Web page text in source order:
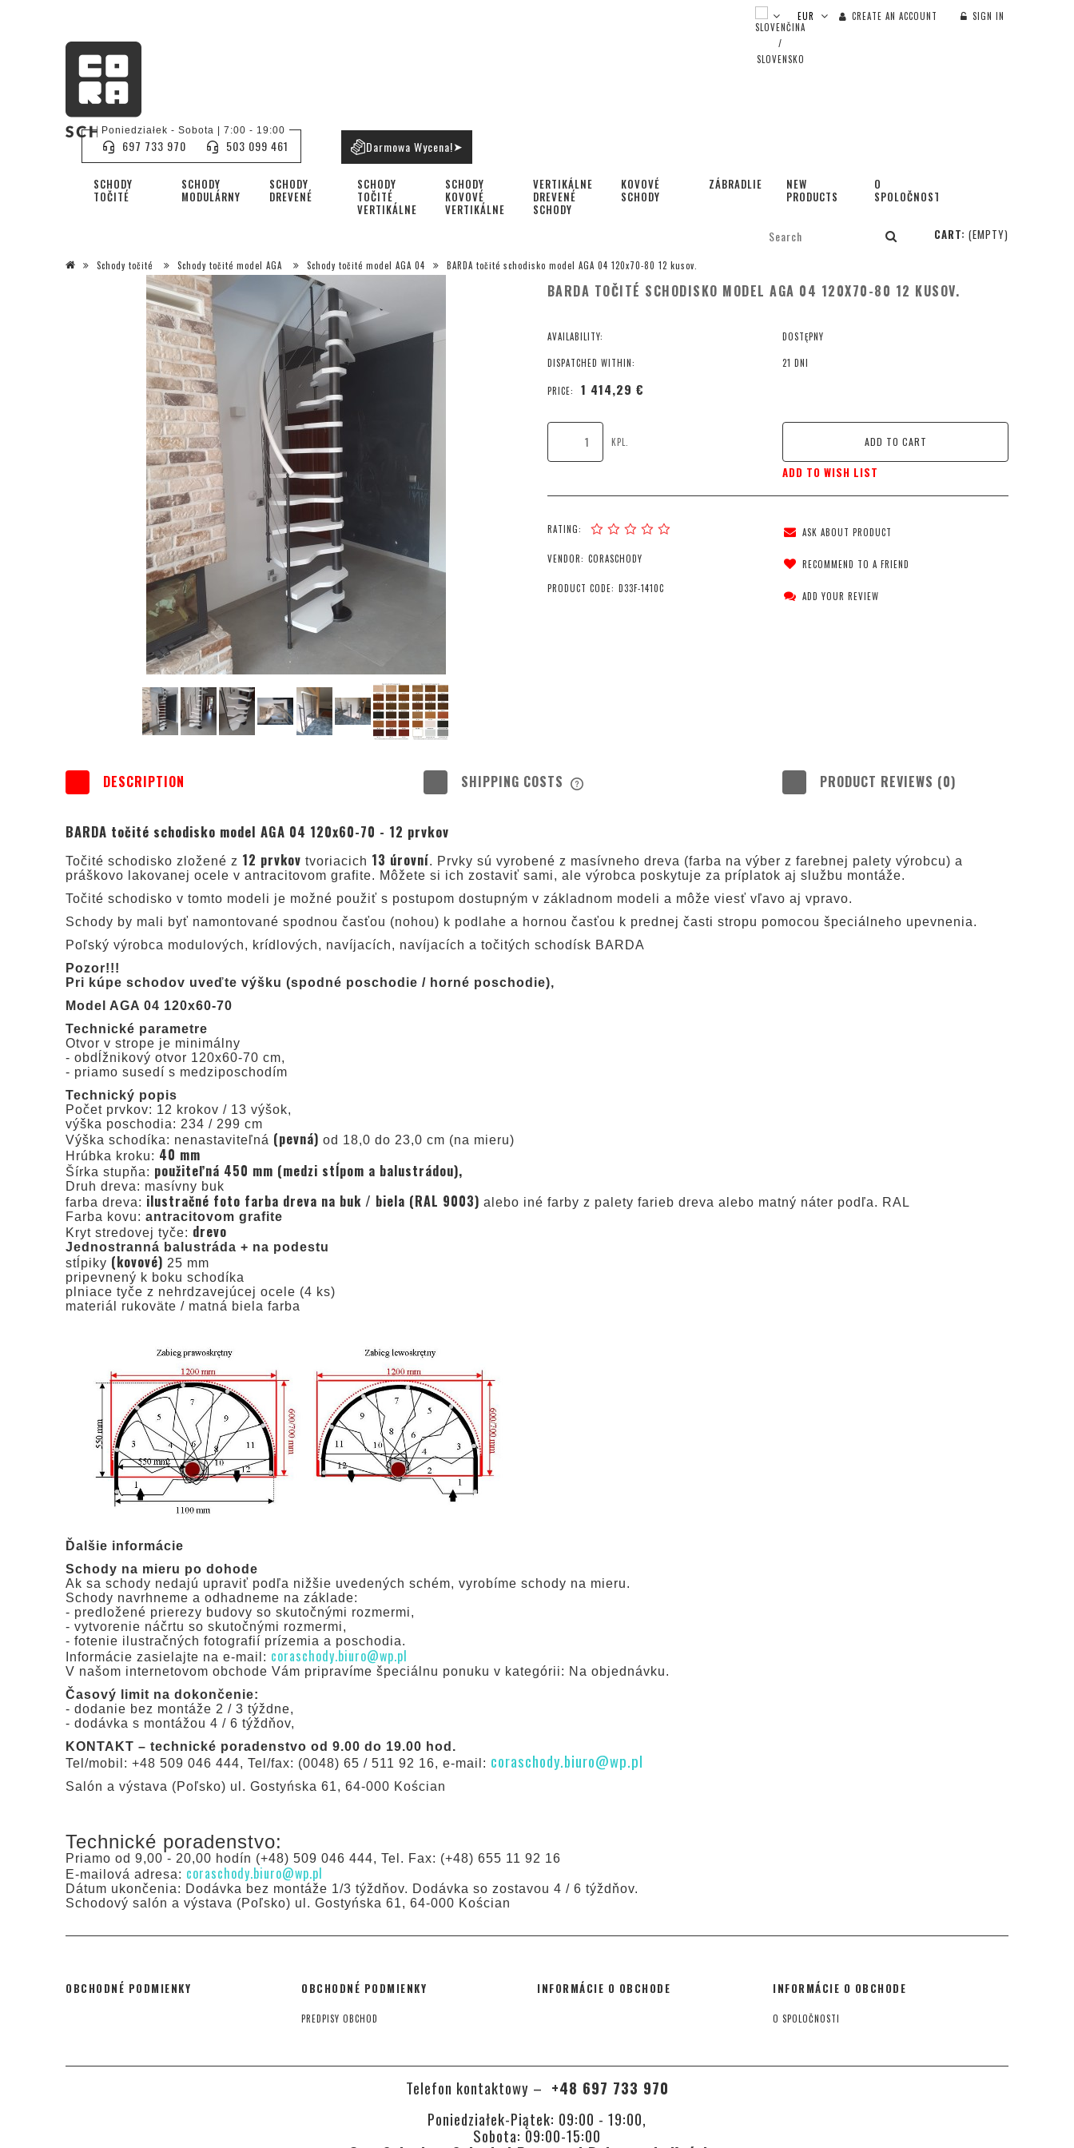
CREATE AN ACCOUNT SIGN IN
SCHODY
TOČITÉ
SCHODY
MODULÁRNY
SCHODY
DREVENÉ
SCHODY
TOČITÉ
VERTIKÁLNE
SCHODY
KOVOVÉ
VERTIKÁLNE
VERTIKÁLNE
DREVENÉ
SCHODY
KOVOVÉ
SCHODY
ZÁBRADLIE
NEW
PRODUCTS
O
SPOLOČNOSTI
Poniedziałek - Sobota | 7:00 - 19:00
697 733 970 503 099 461 Darmowa Wycena!➤
CART: (EMPTY)
Schody točité Schody točité model AGA Schody točité model AGA 04 BARDA točité schodisko model AGA 04 120x70-80 12 kusov.
BARDA TOČITÉ SCHODISKO MODEL AGA 04 120X70-80 12 KUSOV.
AVAILABILITY: DOSTĘPNY
DISPATCHED WITHIN: 21 DNI
PRICE: 1 414,29 €
KPL. ADD TO CART
ADD TO WISH LIST
RATING:
VENDOR: CORASCHODY
PRODUCT CODE: D33F-1410C
ASK ABOUT PRODUCT
RECOMMEND TO A FRIEND
ADD YOUR REVIEW
DESCRIPTION SHIPPING COSTS PRODUCT REVIEWS (0)
BARDA točité schodisko model AGA 04 120x60-70 - 12 prvkov
Točité schodisko zložené z 12 prvkov tvoriacich 13 úrovní. Prvky sú vyrobené z masívneho dreva (farba na výber z farebnej palety výrobcu) a
práškovo lakovanej ocele v antracitovom grafite. Môžete si ich zostaviť sami, ale výrobca poskytuje za príplatok aj službu montáže.
Točité schodisko v tomto modeli je možné použiť s postupom dostupným v základnom modeli a môže viesť vľavo aj vpravo.
Schody by mali byť namontované spodnou časťou (nohou) k podlahe a hornou časťou k prednej časti stropu pomocou špeciálneho upevnenia.
Poľský výrobca modulových, krídlových, navíjacích, navíjacích a točitých schodísk BARDA
Pozor!!!
Pri kúpe schodov uveďte výšku (spodné poschodie / horné poschodie),
Model AGA 04 120x60-70
Technické parametre
Otvor v strope je minimálny
- obdĺžnikový otvor 120x60-70 cm,
- priamo susedí s medziposchodím
Technický popis
Počet prvkov: 12 krokov / 13 výšok,
výška poschodia: 234 / 299 cm
Výška schodíka: nenastaviteľná (pevná) od 18,0 do 23,0 cm (na mieru)
Hrúbka kroku: 40 mm
Šírka stupňa: použiteľná 450 mm (medzi stĺpom a balustrádou),
Druh dreva: masívny buk
farba dreva: ilustračné foto farba dreva na buk / biela (RAL 9003) alebo iné farby z palety farieb dreva alebo matný náter podľa. RAL
Farba kovu: antracitovom grafite
Kryt stredovej tyče: drevo
Jednostranná balustráda + na podestu
stĺpiky (kovové) 25 mm
pripevnený k boku schodíka
plniace tyče z nehrdzavejúcej ocele (4 ks)
materiál rukoväte / matná biela farba
Ďalšie informácie
Schody na mieru po dohode
Ak sa schody nedajú upraviť podľa nižšie uvedených schém, vyrobíme schody na mieru.
Schody navrhneme a odhadneme na základe:
- predložené prierezy budovy so skutočnými rozmermi,
- vytvorenie náčrtu so skutočnými rozmermi,
- fotenie ilustračných fotografií prízemia a poschodia.
Informácie zasielajte na e-mail: coraschody.biuro@wp.pl
V našom internetovom obchode Vám pripravíme špeciálnu ponuku v kategórii: Na objednávku.
Časový limit na dokončenie:
- dodanie bez montáže 2 / 3 týždne,
- dodávka s montážou 4 / 6 týždňov,
KONTAKT – technické poradenstvo od 9.00 do 19.00 hod.
Tel/mobil: +48 509 046 444, Tel/fax: (0048) 65 / 511 92 16, e-mail: coraschody.biuro@wp.pl
Salón a výstava (Poľsko) ul. Gostyńska 61, 64-000 Kościan
Technické poradenstvo:
Priamo od 9,00 - 20,00 hodín (+48) 509 046 444, Tel. Fax: (+48) 655 11 92 16
E-mailová adresa: coraschody.biuro@wp.pl
Dátum ukončenia: Dodávka bez montáže 1/3 týždňov. Dodávka so zostavou 4 / 6 týždňov.
Schodový salón a výstava (Poľsko) ul. Gostyńska 61, 64-000 Kościan
OBCHODNÉ PODMIENKY OBCHODNÉ PODMIENKY
PREDPISY OBCHOD
INFORMÁCIE O OBCHODE INFORMÁCIE O OBCHODE
O SPOLOČNOSTI
Telefon kontaktowy – +48 697 733 970
Poniedziałek-Piątek: 09:00 - 19:00,
Sobota: 09:00-15:00